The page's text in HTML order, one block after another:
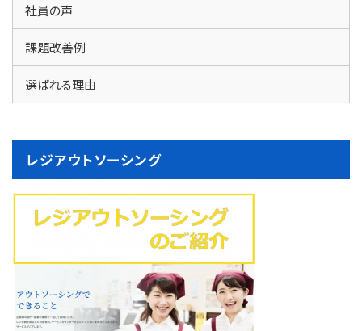
社員の声
課題改善例
選ばれる理由
レジアウトソーシング